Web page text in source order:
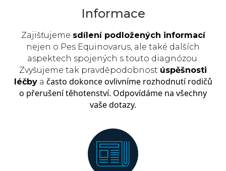
Informace
Zajišťujeme sdílení podložených informací
nejen o Pes Equinovarus, ale také dalších
aspektech spojených s touto diagnózou.
Zvyšujeme tak pravděpodobnost úspěšnosti
léčbya často dokonce ovlivníme rozhodnutí rodičů
o přerušení těhotenství. Odpovídáme na všechny
vaše dotazy.